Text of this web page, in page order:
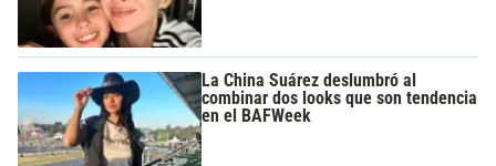
La China Suárez deslumbró al
combinar dos looks que son tendencia
en el BAFWeek